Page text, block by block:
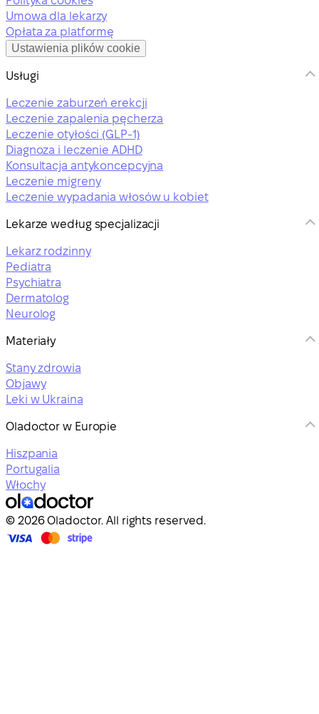
Umowa dla lekarzy
Opłata za platformę
Ustawienia plików cookie
Usługi
Leczenie zaburzeń erekcji
Leczenie zapalenia pęcherza
Leczenie otyłości (GLP-1)
Diagnoza i leczenie ADHD
Konsultacja antykoncepcyjna
Leczenie migreny
Leczenie wypadania włosów u kobiet
Lekarze według specjalizacji
Lekarz rodzinny
Pediatra
Psychiatra
Dermatolog
Neurolog
Materiały
Stany zdrowia
Objawy
Leki w Ukraina
Oladoctor w Europie
Hiszpania
Portugalia
Włochy
© 2026 Oladoctor. All rights reserved.